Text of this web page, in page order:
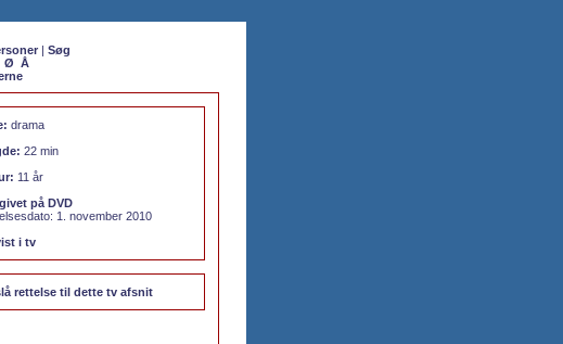
| Søg
Ø Å
drama
22 min
11 år
på DVD
1. november 2010
i tv
rettelse til dette tv afsnit